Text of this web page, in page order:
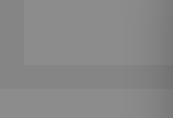
I boken går författarna
undervisningsrutiner
dels ges möjlighet att
Boken vänder sig till